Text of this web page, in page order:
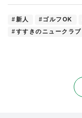
#新人 #ゴルフOK
#すすきのニュークラブ